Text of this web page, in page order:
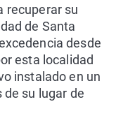
recuperar su
de Santa
desde
esta localidad
instalado en un
de su lugar de